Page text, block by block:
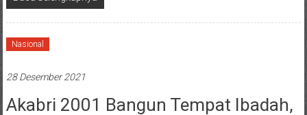
Nasional
28 Desember 2021
Akabri 2001 Bangun Tempat Ibadah,